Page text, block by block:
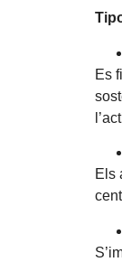
Es
Els